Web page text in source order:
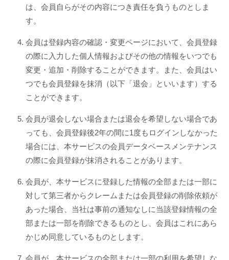
は、会員自らがその内容につき責任を負うものとしま
す。
会員は登録内容の確認・変更ページにおいて、会員登録
の際に入力した個人情報およびその他の情報をいつでも
変更・追加・削除することができます。また、会員はい
つでも会員登録を抹消（以下「退会」といいます）する
ことができます。
会員が退会しない場合または退会を希望しない場合であ
っても、会員登録後2年の間に1度もログインしなかった
場合には、本サービスの会員データベースメンテナンス
の際に会員登録が抹消されることがあります。
会員が、本サービスに登録した情報の全部または一部に
対して第三者からクレームまたは会員登録の削除依頼が
あった場合、当社は事前の通知なしに当該登録情報の全
部または一部を削除できるものとし、会員はこれにあら
かじめ同意しているものとします。
会員が、本サービスの全部または一部の利用を希望しな